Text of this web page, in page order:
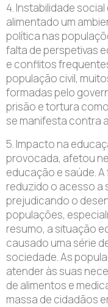
4. Instabilidade
alimentado um
política nas
falta de perspetivas
e conflitos
população civil,
formadas pelo
prisão e tortura
se manifesta contra
5. Impacto na
provocada, afetou
educação e saúde.
reduzido o acesso a
prejudicando o
populações,
resumo, a situação
causado uma série
sociedade. As
atender às suas
de alimentos e
massa de cidadãos